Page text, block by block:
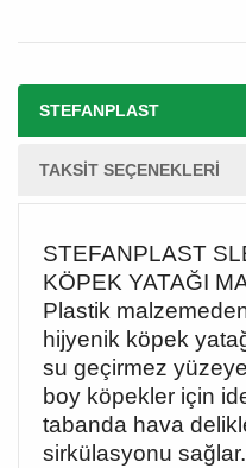
STEFANPLAST
TAKSIT SEÇENEKLERI
STEFANPLAST
KÖPEK YATAĞI
Plastik
hijyenik köpek
su geçirmez
boy köpekler için
tabanda hava
sirkülasyonu